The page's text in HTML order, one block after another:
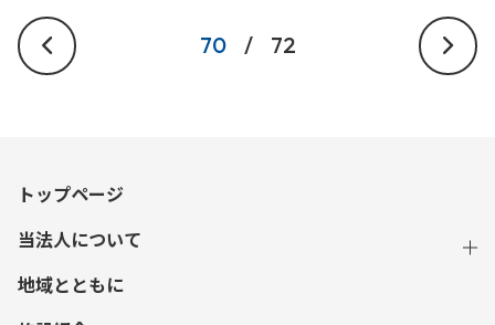
70 / 72
トップページ
当法人について
地域とともに